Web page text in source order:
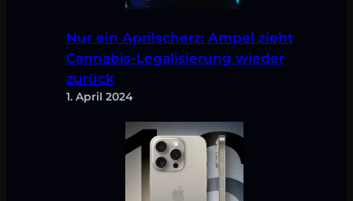
Nur ein Aprilscherz: Ampel zieht
Cannabis-Legalisierung wieder
zurück
1. April 2024